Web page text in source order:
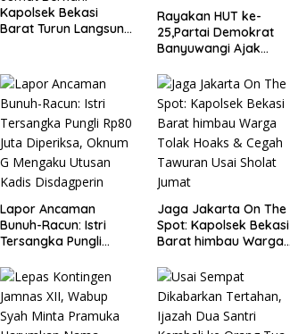
Kapolsek Bekasi
Barat Turun Langsung
Rayakan HUT ke-
25,Partai Demokrat
Banyuwangi Ajak
Pantai Kedunen Desa
Bomo
Lapor Ancaman
Bunuh-Racun: Istri
Tersangka Pungli
Oknum G Mengaku
Utusan Kadis
Disdagperin
Jaga Jakarta On The
Spot: Kapolsek Bekasi
Barat himbau Warga
Tawuran Usai Sholat
Jumat